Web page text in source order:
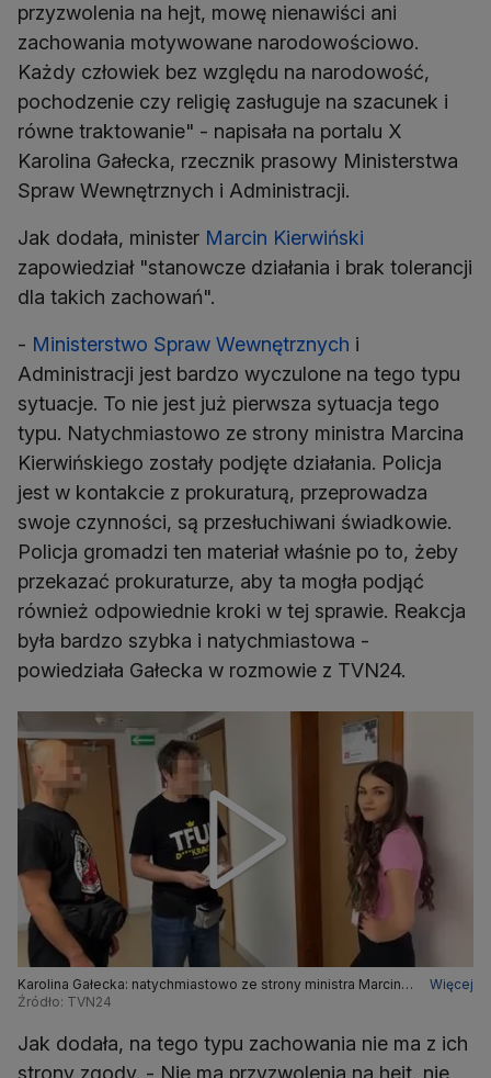
przyzwolenia na hejt, mowę nienawiści ani
zachowania motywowane narodowościowo.
Każdy człowiek bez względu na narodowość,
pochodzenie czy religię zasługuje na szacunek i
równe traktowanie" - napisała na portalu X
Karolina Gałecka, rzecznik prasowy Ministerstwa
Spraw Wewnętrznych i Administracji.
Jak dodała, minister Marcin Kierwiński
zapowiedział "stanowcze działania i brak tolerancji
dla takich zachowań".
- Ministerstwo Spraw Wewnętrznych i
Administracji jest bardzo wyczulone na tego typu
sytuacje. To nie jest już pierwsza sytuacja tego
typu. Natychmiastowo ze strony ministra Marcina
Kierwińskiego zostały podjęte działania. Policja
jest w kontakcie z prokuraturą, przeprowadza
swoje czynności, są przesłuchiwani świadkowie.
Policja gromadzi ten materiał właśnie po to, żeby
przekazać prokuraturze, aby ta mogła podjąć
również odpowiednie kroki w tej sprawie. Reakcja
była bardzo szybka i natychmiastowa -
powiedziała Gałecka w rozmowie z TVN24.
Karolina Gałecka: natychmiastowo ze strony ministra Marcina
Kierwińskiego zostały podjęte działania
Więcej
Źródło: TVN24
Jak dodała, na tego typu zachowania nie ma z ich